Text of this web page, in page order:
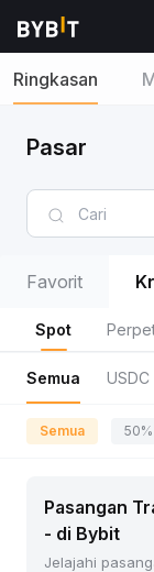
Ringkasan
Pasar
Favorit
Spot
Semua USDC
Semua
Pasangan
- di Bybit
Jelajahi